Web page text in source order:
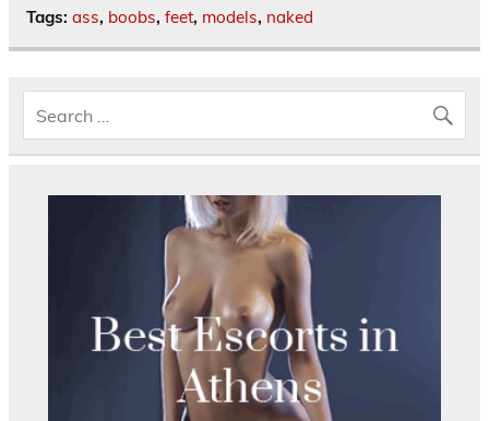
Tags: ass, boobs, feet, models, naked